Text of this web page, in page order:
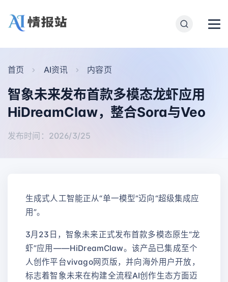
首页 AI资讯 内容页
智象未来发布首款多模态龙虾应用
HiDreamClaw，整合Sora与Veo
发布时间：2026/3/25
生成式人工智能正从“单一模型”迈向“超级集成应
用”。
3月23日，智象未来正式发布首款多模态原生“龙
虾”应用——HiDreamClaw。该产品已集成至个
人创作平台vivago网页版，并向海外用户开放，
标志着智象未来在构建全流程AI创作生态方面迈